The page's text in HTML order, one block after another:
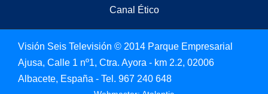
Canal Ético
Visión Seis Televisión © 2014 Parque Empresarial
Ajusa, Calle 1 nº1, Ctra. Ayora - km 2.2, 02006
Albacete, España - Tel. 967 240 648